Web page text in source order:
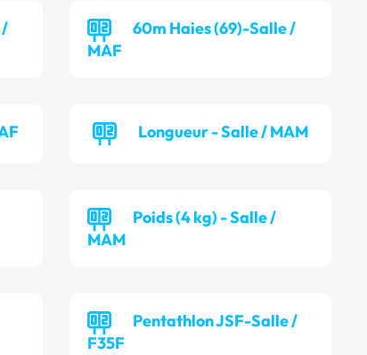
/
60m Haies (69)-Salle /
MAF
Longueur - Salle / MAM
Poids (4 kg) - Salle /
MAM
Pentathlon JSF-Salle /
F35F